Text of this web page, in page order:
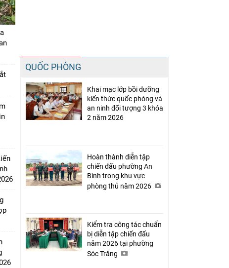
Chia sẻ
Facebook
QUỐC PHÒNG
Khai mạc lớp bồi dưỡng
kiến thức quốc phòng và
an ninh đối tượng 3 khóa
2 năm 2026
Hoàn thành diễn tập
chiến đấu phường An
Bình trong khu vực
phòng thủ năm 2026
Kiểm tra công tác chuẩn
bị diễn tập chiến đấu
năm 2026 tại phường
Sóc Trăng